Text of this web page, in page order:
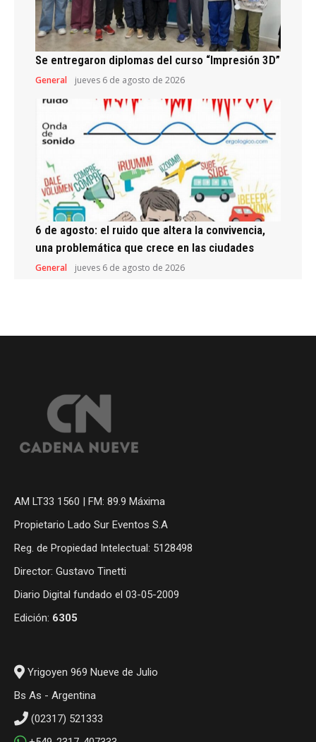
Se entregaron diplomas del curso “Impresión 3D”
General jueves 6 de agosto de 2026
6 de agosto: el ruido que altera la convivencia,
una problemática que crece en las ciudades
General jueves 6 de agosto de 2026
AM LT33 1560 | FM: 89.9 Máxima
Propietario Lado Sur Eventos S.A
Reg. de Propiedad Intelectual: 5128498
Director: Gustavo Tinetti
Diario Digital fundado el 03-05-2009
Edición: 6305
Yrigoyen 969 Nueve de Julio
Bs As - Argentina
(02317) 521333